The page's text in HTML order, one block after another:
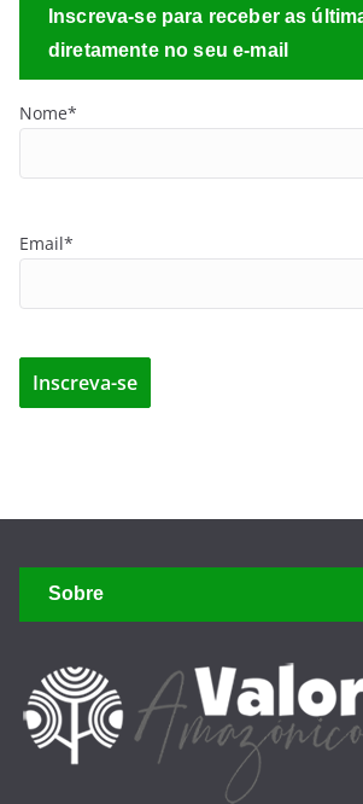
Inscreva-se para receber as
diretamente no seu e-mail
Nome*
Email*
Sobre